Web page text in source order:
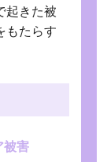
起きた被
もたらす
被害